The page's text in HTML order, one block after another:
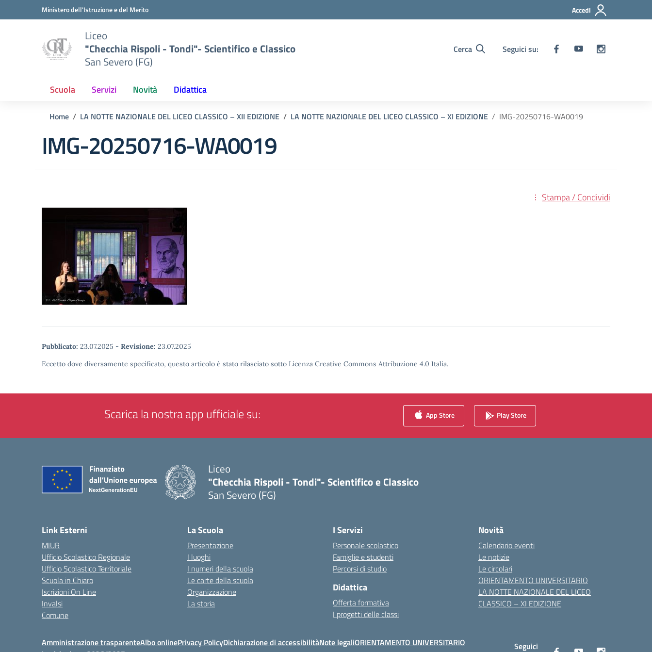
Vai ai contenuti
Vai al menu di navigazioneMinistero dell'Istruzione e del Merito Accedi
Liceo
"Checchia Rispoli - Tondi"- Scientifico e Classico
San Severo (FG)
Cerca Seguici su:
Scuola Servizi Novità Didattica
Home LA NOTTE NAZIONALE DEL LICEO CLASSICO – XII EDIZIONE LA NOTTE NAZIONALE DEL LICEO CLASSICO – XI EDIZIONE IMG-20250716-WA0019
IMG-20250716-WA0019
Stampa / Condividi
Pubblicato: 23.07.2025 - Revisione: 23.07.2025
Eccetto dove diversamente specificato, questo articolo è stato rilasciato sotto Licenza Creative Commons Attribuzione 4.0 Italia.
Scarica la nostra app ufficiale su: App Store Play Store
Liceo
"Checchia Rispoli - Tondi"- Scientifico e Classico
San Severo (FG)
Link Esterni
MIUR
Ufficio Scolastico Regionale
Ufficio Scolastico Territoriale
Scuola in Chiaro
Iscrizioni On Line
Invalsi
Comune
La Scuola
Presentazione
I luoghi
I numeri della scuola
Le carte della scuola
Organizzazione
La storia
I Servizi
Personale scolastico
Famiglie e studenti
Percorsi di studio
Didattica
Offerta formativa
I progetti delle classi
Novità
Calendario eventi
Le notizie
Le circolari
ORIENTAMENTO UNIVERSITARIO
LA NOTTE NAZIONALE DEL LICEO
CLASSICO – XI EDIZIONE
Amministrazione trasparenteAlbo onlinePrivacy PolicyDichiarazione di accessibilitàNote legaliORIENTAMENTO UNIVERSITARIO
Seguici